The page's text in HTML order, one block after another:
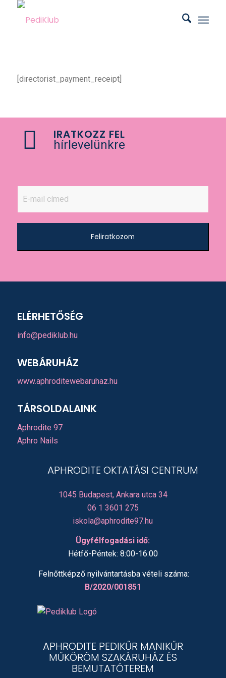
[directorist_payment_receipt]
IRATKOZZ FEL
hírlevelünkre
Feliratkozom
ELÉRHETŐSÉG
info@pediklub.hu
WEBÁRUHÁZ
www.aphroditewebaruhaz.hu
TÁRSOLDALAINK
Aphrodite 97
Aphro Nails
APHRODITE OKTATÁSI CENTRUM
1045 Budapest, Ankara utca 34
06 1 3601 275
iskola@aphrodite97.hu
Ügyfélfogadási idő:
Hétfő-Péntek: 8:00-16:00
Felnőttképző nyilvántartásba vételi száma:
B/2020/001851
APHRODITE PEDIKŰR MANIKŰR
MŰKÖRÖM SZAKÁRUHÁZ ÉS
BEMUTATÓTEREM